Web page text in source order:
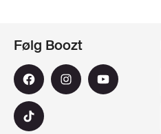
Følg Boozt